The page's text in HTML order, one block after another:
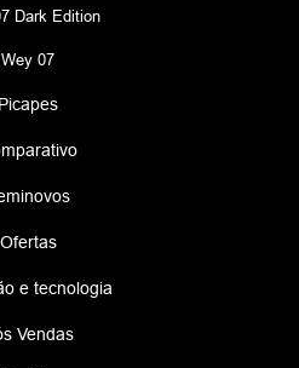
Dark Edition
Wey 07
Picapes
Ofertas
e tecnologia
Vendas